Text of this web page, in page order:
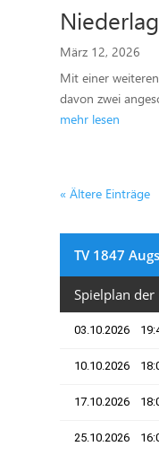
März 12, 2026
Mit einer
davon zwei
mehr lesen
« Ältere Einträge